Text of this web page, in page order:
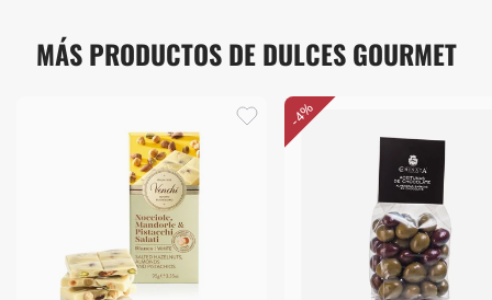
MÁS PRODUCTOS DE DULCES GOURMET
-4%